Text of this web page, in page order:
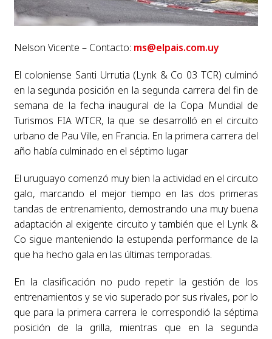
Nelson Vicente – Contacto: ms@elpais.com.uy
El coloniense Santi Urrutia (Lynk & Co 03 TCR) culminó
en la segunda posición en la segunda carrera del fin de
semana de la fecha inaugural de la Copa Mundial de
Turismos FIA WTCR, la que se desarrolló en el circuito
urbano de Pau Ville, en Francia. En la primera carrera del
año había culminado en el séptimo lugar
El uruguayo comenzó muy bien la actividad en el circuito
galo, marcando el mejor tiempo en las dos primeras
tandas de entrenamiento, demostrando una muy buena
adaptación al exigente circuito y también que el Lynk &
Co sigue manteniendo la estupenda performance de la
que ha hecho gala en las últimas temporadas.
En la clasificación no pudo repetir la gestión de los
entrenamientos y se vio superado por sus rivales, por lo
que para la primera carrera le correspondió la séptima
posición de la grilla, mientras que en la segunda